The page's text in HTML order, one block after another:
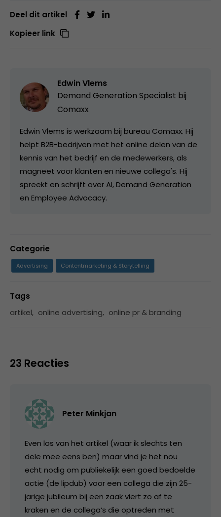
Deel dit artikel
Kopieer link
Edwin Vlems
Demand Generation Specialist bij
Comaxx
Edwin Vlems is werkzaam bij bureau Comaxx. Hij
helpt B2B-bedrijven met het online delen van de
kennis van het bedrijf en de medewerkers, als
magneet voor klanten en nieuwe collega's. Hij
spreekt en schrijft over AI, Demand Generation
en Employee Advocacy.
Categorie
Advertising Contentmarketing & Storytelling
Tags
artikel, online advertising, online pr & branding
23 Reacties
Peter Minkjan
Even los van het artikel (waar ik slechts ten
dele mee eens ben) maar vind je het nou
echt nodig om publiekelijk een goed bedoelde
actie (de lipdub) voor een collega die zijn 25-
jarige jubileum bij een zaak viert zo af te
kraken en de collega’s die optreden met